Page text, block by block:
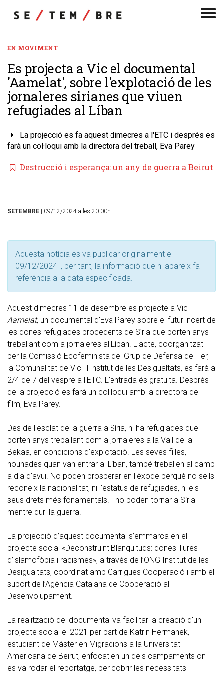
EN MOVIMENT
Es projecta a Vic el documental
'Aamelat', sobre l'explotació de les
jornaleres sirianes que viuen
refugiades al Líban
La projecció es fa aquest dimecres a l'ETC i després es
farà un col·loqui amb la directora del treball, Eva Parey
​Destrucció i esperança: un any de guerra a Beirut
SETEMBRE | 09/12/2024 a les 20:00h
Aquesta notícia es va publicar originalment el
09/12/2024 i, per tant, la informació que hi apareix fa
referència a la data especificada.
Aquest dimecres 11 de desembre es projecte a Vic
Aamelat, un documental d'Eva Parey sobre el futur incert de
les dones refugiades procedents de Sìria que porten anys
treballant com a jornaleres al Líban. L'acte, coorganitzat
per la Comissió Ecofeminista del Grup de Defensa del Ter,
la Comunalitat de Vic i l'Institut de les Desigualtats, es farà a
2/4 de 7 del vespre a l'ETC. L'entrada és gratuïta. Després
de la projecció es farà un col·loqui amb la directora del
film, Eva Parey.
Des de l'esclat de la guerra a Síria, hi ha refugiades que
porten anys treballant com a jornaleres a la Vall de la
Bekaa, en condicions d'explotació. Les seves filles,
nounades quan van entrar al Líban, també treballen al camp
a dia d'avui. No poden prosperar en l'èxode perquè no se'ls
reconeix la nacionalitat, ni l'estatus de refugiades, ni els
seus drets més fonamentals. I no poden tornar a Síria
mentre duri la guerra.
La projecció d’aquest documental s’emmarca en el
projecte social «Deconstruïnt Blanquituds: dones lliures
d’islamofòbia i racismes», a través de l’ONG Institut de les
Desigualtats, coordinat amb Garrigues Cooperació i amb el
suport de l’Agència Catalana de Cooperació al
Desenvolupament.
La realització del documental va facilitar la creació d'un
projecte social el 2021 per part de Katrin Hermanek,
estudiant de Màster en Migracions a la Universitat
Americana de Beirut, enfocat en un dels campaments on
es va rodar el reportatge, per cobrir les necessitats